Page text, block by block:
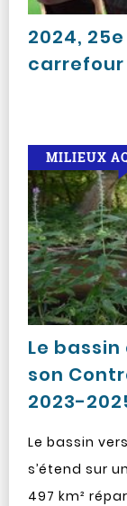
2024,
carrefour
Le
son
2023-
Le bassin
s’étend sur
497 km²
MILIEUX